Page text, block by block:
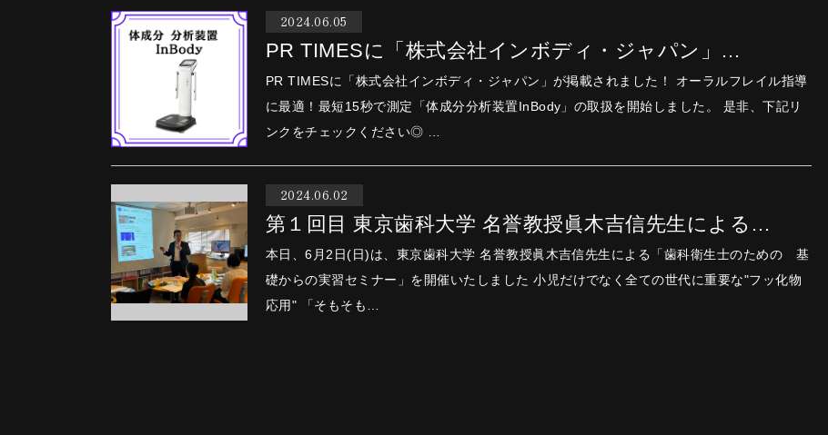
2024.06.05
PR TIMESに「株式会社インボディ・ジャパン」…
PR TIMESに「株式会社インボディ・ジャパン」が掲載されました！ オーラルフレイル指導
に最適！最短15秒で測定「体成分分析装置InBody」の取扱を開始しました。 是非、下記リ
2024.06.02
第１回目 東京歯科大学 名誉教授眞木吉信先生による…
本日、6月2日(日)は、東京歯科大学 名誉教授眞木吉信先生による「歯科衛生士のための 基
礎からの実習セミナー」を開催いたしました 小児だけでなく全ての世代に重要な"フッ化物
応用" 「そもそも…